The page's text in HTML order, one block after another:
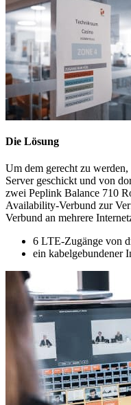
Die Lösung
Um dem gerecht zu
Server geschickt und von
zwei Peplink Balance 710
Availability-Verbund zur
Verbund an mehrere
6 LTE-Zugänge von
ein kabelgebundener